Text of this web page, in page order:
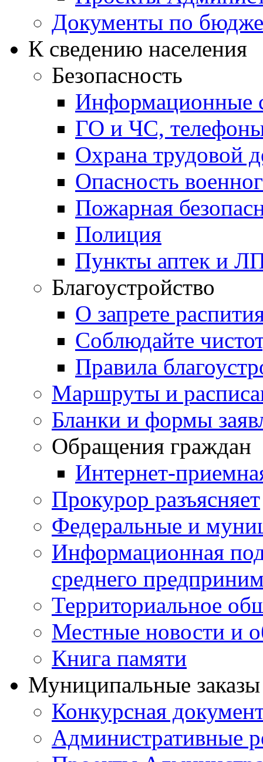
Документы по
К сведению населения
Безопасность
Информационные
ГО и ЧС,
Охрана трудовой
Опасность
Пожарная
Полиция
Пункты аптек и
Благоустройство
О запрете
Соблюдайте
Правила
Маршруты и
Бланки и формы
Обращения граждан
Интернет-
Прокурор разъясняет
Федеральные и
Информационная
среднего
Территориальное
Местные новости и
Книга памяти
Муниципальные
Конкурсная
Административные